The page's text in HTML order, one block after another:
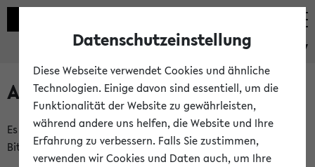
eKVV
Anmeldung am eKVV
Es gibt mehrere Möglichkeiten zur Anmeldung am eKVV.
Bitte wählen Sie die für Sie richtige aus:
Datenschutzeinstellung
Diese Webseite verwendet Cookies und ähnliche
Technologien. Einige davon sind essentiell, um die
Funktionalität der Website zu gewährleisten,
während andere uns helfen, die Website und Ihre
Erfahrung zu verbessern. Falls Sie zustimmen,
verwenden wir Cookies und Daten auch, um Ihre